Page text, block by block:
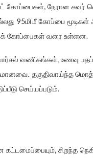
கோப்பைகள், நேரான
95மிமீ கோப்பை
கோப்பைகள் வரை உள்ளன.
வணிகங்கள், உணவு
தகுதிவாய்ந்த
செய்யப்படும்.
கட்டமைப்பையும், சிறந்த